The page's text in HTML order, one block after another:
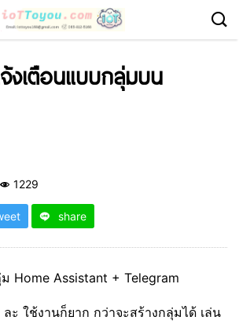
งเตือนแบบกลุ่มบน
1229
share
Home Assistant + Telegram
ะ ใช้งานก็ยาก กว่าจะสร้างกลุ่มได้ เล่น